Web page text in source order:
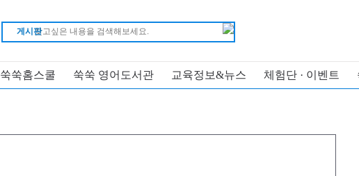
게시판
쑥쑥홈스쿨 쑥쑥 영어도서관 교육정보&뉴스 체험단 · 이벤트